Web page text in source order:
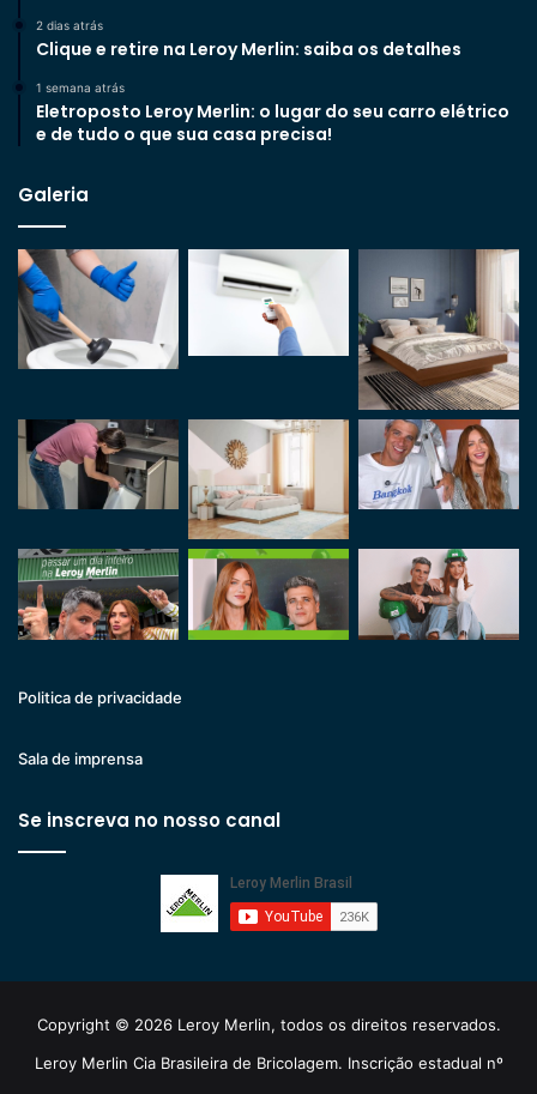
2 dias atrás
Clique e retire na Leroy Merlin: saiba os detalhes
1 semana atrás
Eletroposto Leroy Merlin: o lugar do seu carro elétrico
e de tudo o que sua casa precisa!
Galeria
Politica de privacidade
Sala de imprensa
Se inscreva no nosso canal
Copyright © 2026 Leroy Merlin, todos os direitos reservados.
Leroy Merlin Cia Brasileira de Bricolagem. Inscrição estadual nº